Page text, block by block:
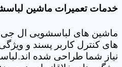
خدمات تعمیرات ماشین
ماشین های لباسشویی ال جی
های کنترل کاربر پسند و
نیاز شما طراحی شده